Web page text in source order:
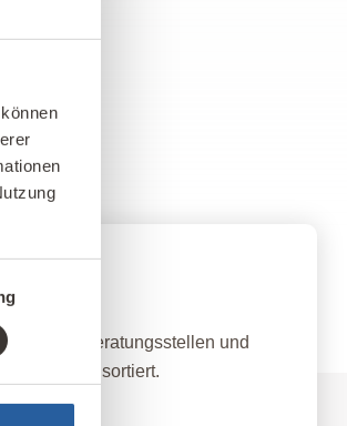
Beratungsstellen und
Themen sortiert.